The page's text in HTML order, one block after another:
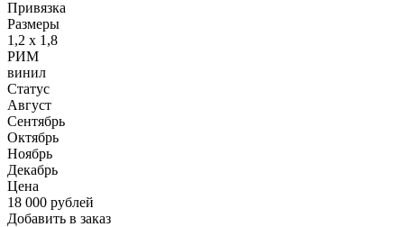
Привязка
Размеры
1,2 х 1,8
РИМ
винил
Статус
Август
Сентябрь
Октябрь
Ноябрь
Декабрь
Цена
18 000 рублей
Добавить в заказ